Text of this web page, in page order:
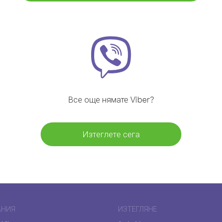
Все още нямате Viber?
Изтеглете сега
ИЗТЕГЛЯНЕ